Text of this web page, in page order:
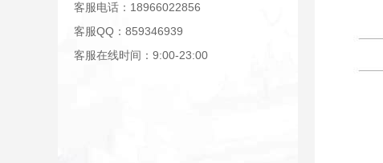
客服电话：18966022856
客服QQ：859346939
客服在线时间：9:00-23:00